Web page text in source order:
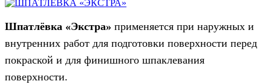
Шпатлёвка «Экстра» применяется при наружных и
внутренних работ для подготовки поверхности перед
покраской и для финишного шпаклевания
поверхности.